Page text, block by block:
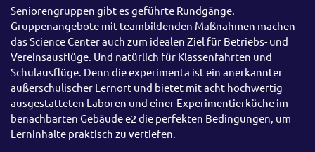
Seniorengruppen gibt es geführte Rundgänge.
Gruppenangebote mit teambildenden Maßnahmen machen
das Science Center auch zum idealen Ziel für Betriebs- und
Vereinsausflüge. Und natürlich für Klassenfahrten und
Schulausflüge. Denn die experimenta ist ein anerkannter
außerschulischer Lernort und bietet mit acht hochwertig
ausgestatteten Laboren und einer Experimentierküche im
benachbarten Gebäude e2 die perfekten Bedingungen, um
Lerninhalte praktisch zu vertiefen.